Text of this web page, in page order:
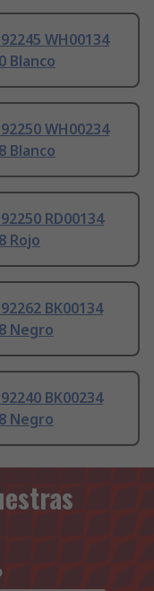
WH00134
Blanco
WH00234
Blanco
RD00134
Rojo
BK00134
Negro
BK00234
Negro